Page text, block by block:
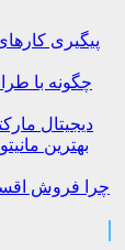
پیگیری
چگونه با
دیجیتال
بهترین
چرا فروش